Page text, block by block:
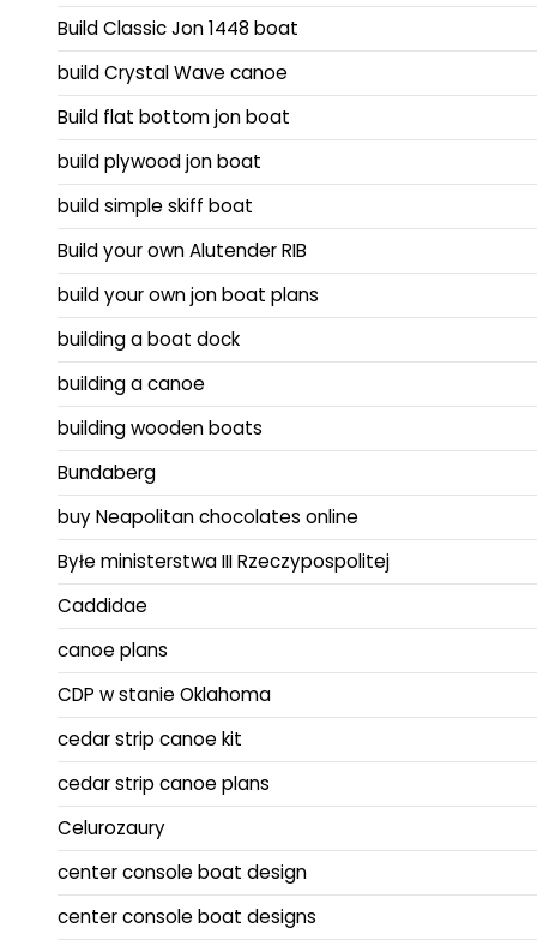
Build Classic Jon 1448 boat
build Crystal Wave canoe
Build flat bottom jon boat
build plywood jon boat
build simple skiff boat
Build your own Alutender RIB
build your own jon boat plans
building a boat dock
building a canoe
building wooden boats
Bundaberg
buy Neapolitan chocolates online
Byłe ministerstwa III Rzeczypospolitej
Caddidae
canoe plans
CDP w stanie Oklahoma
cedar strip canoe kit
cedar strip canoe plans
Celurozaury
center console boat design
center console boat designs